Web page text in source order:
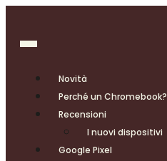
Novità
Perché un Chromebook?
Recensioni
I nuovi dispositivi
Google Pixel